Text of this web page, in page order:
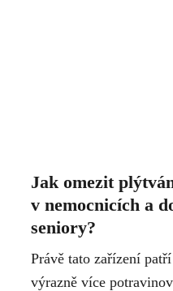
Jak omezit
v nemocnicích a
seniory?
Právě tato zařízení
výrazně více